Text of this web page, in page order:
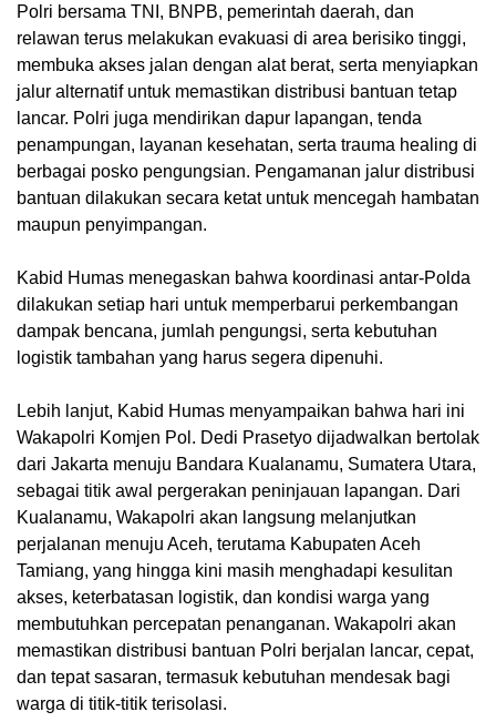
Polri bersama TNI, BNPB, pemerintah daerah, dan
relawan terus melakukan evakuasi di area berisiko tinggi,
membuka akses jalan dengan alat berat, serta menyiapkan
jalur alternatif untuk memastikan distribusi bantuan tetap
lancar. Polri juga mendirikan dapur lapangan, tenda
penampungan, layanan kesehatan, serta trauma healing di
berbagai posko pengungsian. Pengamanan jalur distribusi
bantuan dilakukan secara ketat untuk mencegah hambatan
maupun penyimpangan.
Kabid Humas menegaskan bahwa koordinasi antar-Polda
dilakukan setiap hari untuk memperbarui perkembangan
dampak bencana, jumlah pengungsi, serta kebutuhan
logistik tambahan yang harus segera dipenuhi.
Lebih lanjut, Kabid Humas menyampaikan bahwa hari ini
Wakapolri Komjen Pol. Dedi Prasetyo dijadwalkan bertolak
dari Jakarta menuju Bandara Kualanamu, Sumatera Utara,
sebagai titik awal pergerakan peninjauan lapangan. Dari
Kualanamu, Wakapolri akan langsung melanjutkan
perjalanan menuju Aceh, terutama Kabupaten Aceh
Tamiang, yang hingga kini masih menghadapi kesulitan
akses, keterbatasan logistik, dan kondisi warga yang
membutuhkan percepatan penanganan. Wakapolri akan
memastikan distribusi bantuan Polri berjalan lancar, cepat,
dan tepat sasaran, termasuk kebutuhan mendesak bagi
warga di titik-titik terisolasi.